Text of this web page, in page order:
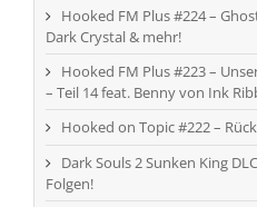
Hooked FM Plus #224 –
Dark Crystal & mehr!
Hooked FM Plus #223 –
– Teil 14 feat. Benny von Ink
Hooked on Topic #222 –
Dark Souls 2 Sunken King
Folgen!